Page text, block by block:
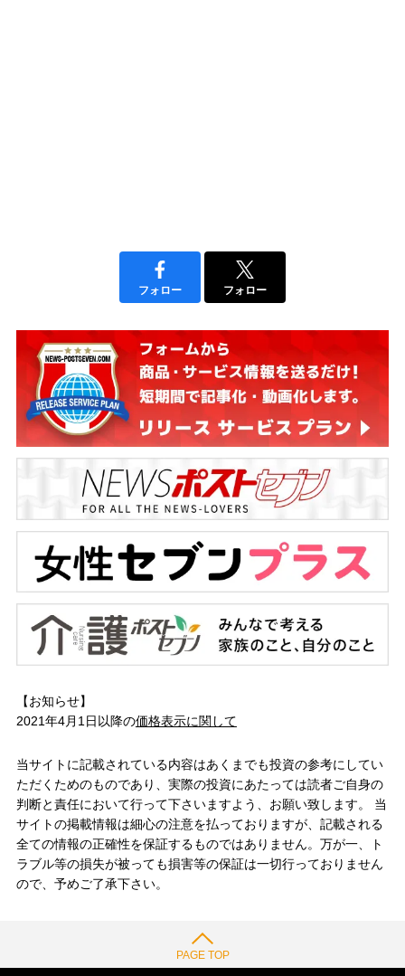
フォロー フォロー
【お知らせ】
2021年4月1日以降の価格表示に関して
当サイトに記載されている内容はあくまでも投資の参考にしてい
ただくためのものであり、実際の投資にあたっては読者ご自身の
判断と責任において行って下さいますよう、お願い致します。 当
サイトの掲載情報は細心の注意を払っておりますが、記載される
全ての情報の正確性を保証するものではありません。万が一、ト
ラブル等の損失が被っても損害等の保証は一切行っておりません
ので、予めご了承下さい。
PAGE TOP